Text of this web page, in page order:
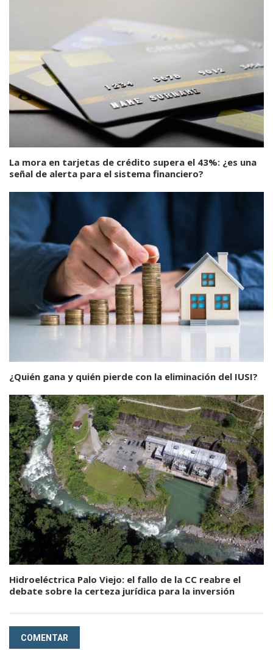
La mora en tarjetas de crédito supera el 43%: ¿es una
señal de alerta para el sistema financiero?
¿Quién gana y quién pierde con la eliminación del IUSI?
Hidroeléctrica Palo Viejo: el fallo de la CC reabre el
debate sobre la certeza jurídica para la inversión
COMENTAR